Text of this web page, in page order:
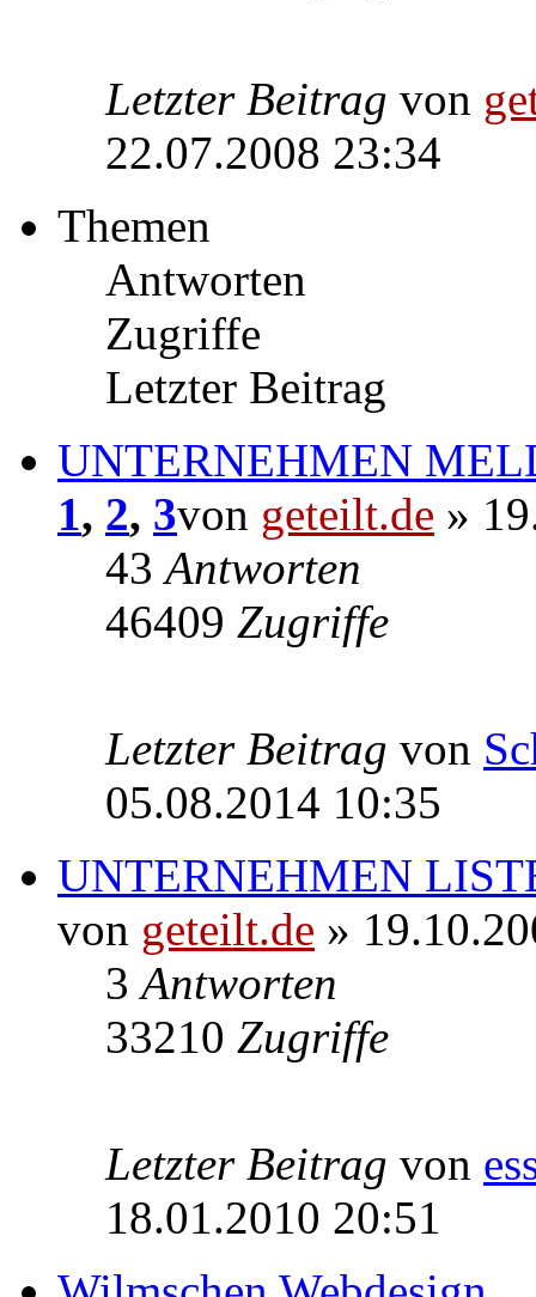
Letzter Beitrag von
22.07.2008 23:34
Themen
Antworten
Zugriffe
Letzter Beitrag
UNTERNEHMEN
1, 2, 3von geteilt.de »
43Antworten
46409 Zugriffe
Letzter Beitrag von
05.08.2014 10:35
UNTERNEHMEN
von geteilt.de »
3Antworten
33210 Zugriffe
Letzter Beitrag von
18.01.2010 20:51